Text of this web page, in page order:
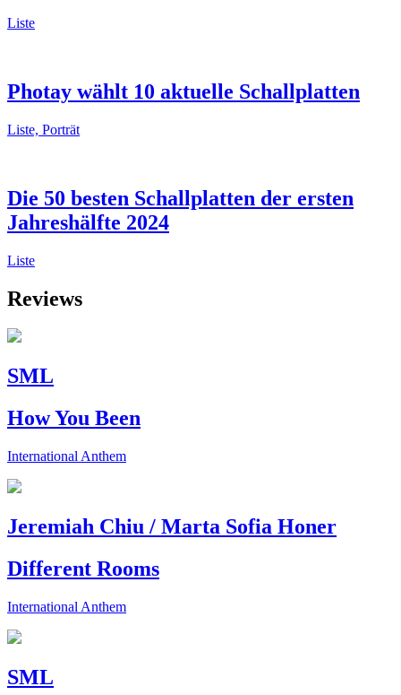
Liste
Photay wählt 10 aktuelle Schallplatten
Liste, Porträt
Die 50 besten Schallplatten der ersten
Jahreshälfte 2024
Liste
Reviews
SML
How You Been
International Anthem
Jeremiah Chiu / Marta Sofia Honer
Different Rooms
International Anthem
SML